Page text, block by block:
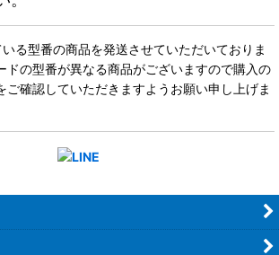
る型番の商品を発送させていただいておりま
ドの型番が異なる商品がございますので購入の
ご確認していただきますようお願い申し上げま